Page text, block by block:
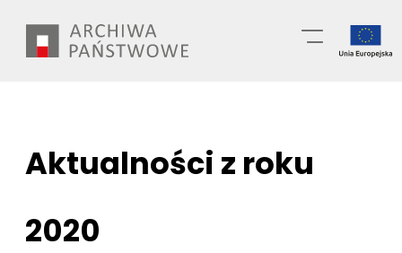
treści
Aktualności z roku
2020